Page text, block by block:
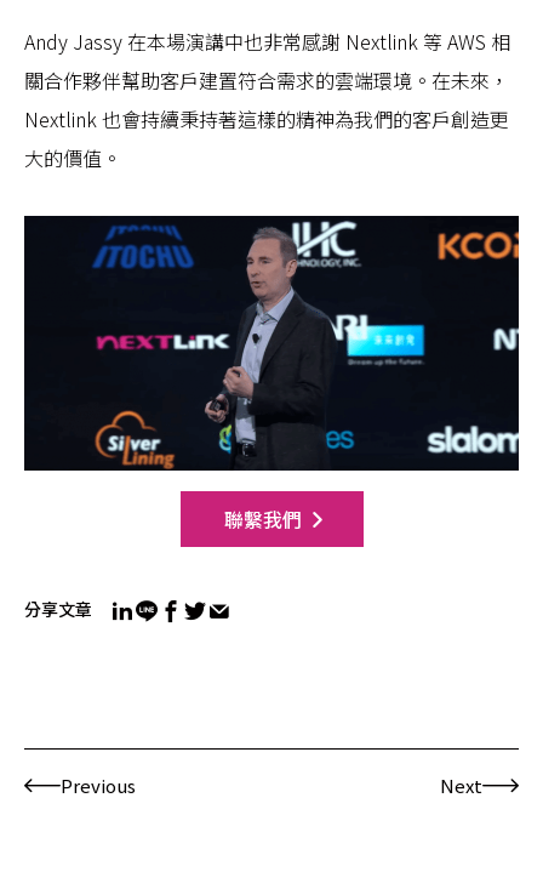
Andy Jassy 在本場演講中也非常感謝 Nextlink 等 AWS 相
關合作夥伴幫助客戶建置符合需求的雲端環境。在未來，
Nextlink 也會持續秉持著這樣的精神為我們的客戶創造更
大的價值。
聯繫我們
分享文章
Previous Next